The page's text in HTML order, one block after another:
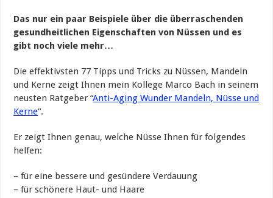
Das nur ein paar Beispiele über die überraschenden
gesundheitlichen Eigenschaften von Nüssen und es
gibt noch viele mehr…
Die effektivsten 77 Tipps und Tricks zu Nüssen, Mandeln
und Kerne zeigt Ihnen mein Kollege Marco Bach in seinem
neusten Ratgeber “Anti-Aging Wunder Mandeln, Nüsse und
Kerne“.
Er zeigt Ihnen genau, welche Nüsse Ihnen für folgendes
helfen:
– für eine bessere und gesündere Verdauung
– für schönere Haut- und Haare